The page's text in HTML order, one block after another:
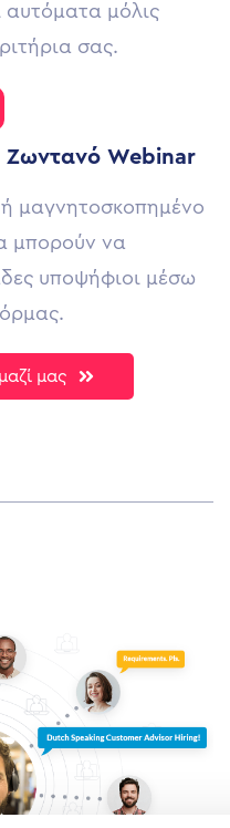
αυτόματα μόλις
σας.
Ζωντανό Webinar
μαγνητοσκοπημένο
μπορούν να
υποψήφιοι μέσω
μας